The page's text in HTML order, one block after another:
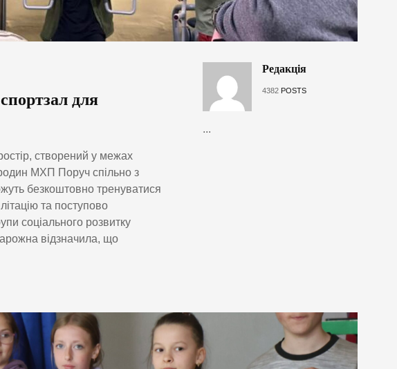
для
створений у межах
родин МХП Поруч спільно з
безкоштовно тренуватися
та поступово
соціального розвитку
відзначила, що
Редакція
4382 POSTS
...